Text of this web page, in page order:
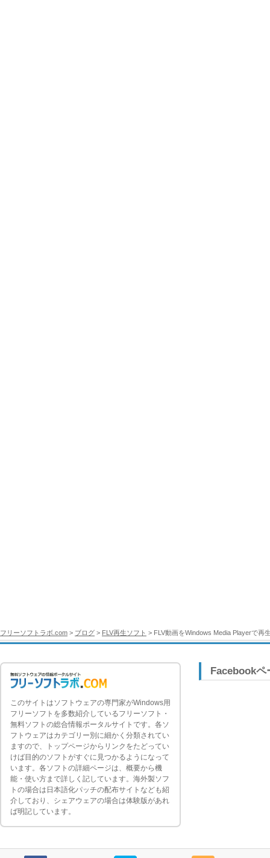
フリーソフトラボ.com > ブログ > FLV再生ソフト > FLV動画をWindows Media Playerで再
このサイトはソフトウェアの専門家がWindows用
フリーソフトを多数紹介しているフリーソフト・
無料ソフトの総合情報ポータルサイトです。各ソ
フトウェアはカテゴリー別に細かく分類されてい
ますので、トップページからリンクをたどってい
けば目的のソフトがすぐに見つかるようになって
います。各ソフトの詳細ページは、概要から機
能・使い方まで詳しく記しています。海外製ソフ
トの場合は日本語化パッチの配布サイトなども紹
介しており、シェアウェアの場合は体験版があれ
ば明記しています。
Facebookペ